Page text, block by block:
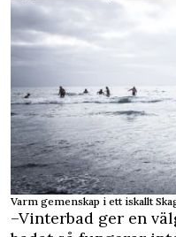
Varm gemenskap i ett iskallt
–Vinterbad ger en